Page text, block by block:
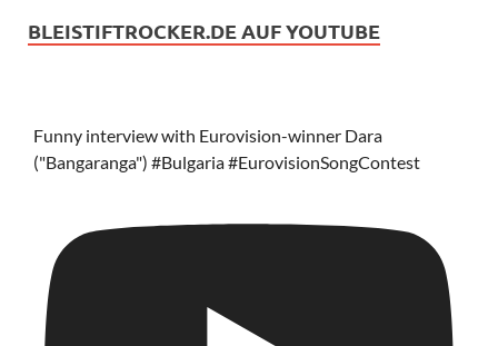
BLEISTIFTROCKER.DE AUF YOUTUBE
Funny interview with Eurovision-winner Dara
("Bangaranga") #Bulgaria #EurovisionSongContest